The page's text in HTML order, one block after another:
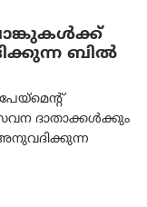
ബിൽ
ദാതാക്കൾക്കും